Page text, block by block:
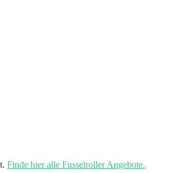
Finde hier alle Fusselroller Angebote.